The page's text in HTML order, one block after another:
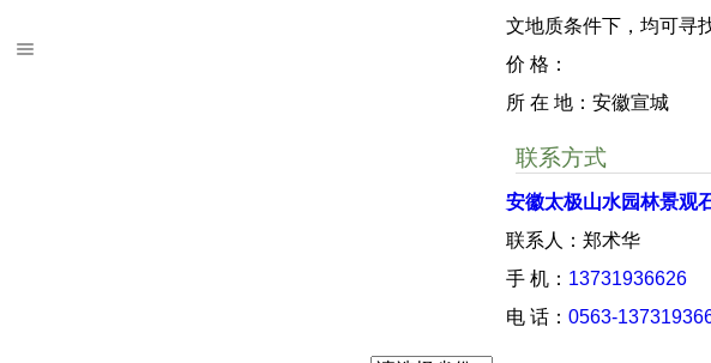
文地质条件下，均可寻
价 格：
所 在 地：安徽宣城
联系方式
安徽太极山水园林景观
联系人：郑术华
手 机： 13731936626
电 话：0563-